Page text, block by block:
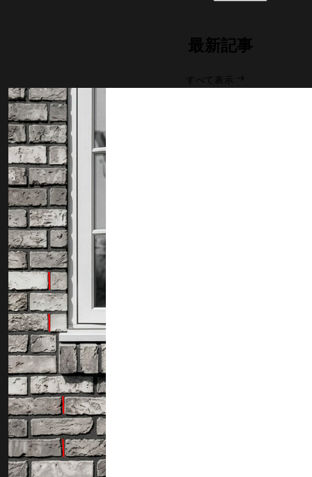
最新記事
すべて表示